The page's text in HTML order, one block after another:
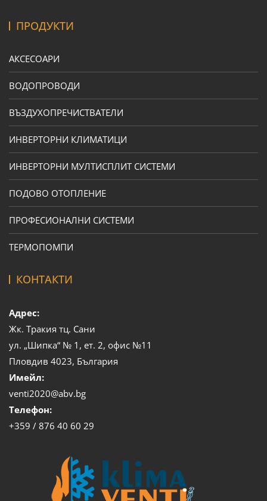
ПРОДУКТИ
АКСЕСОАРИ
ВОДОПРОВОДИ
ВЪЗДУХОПРЕЧИСТВАТЕЛИ
ИНВЕРТОРНИ КЛИМАТИЦИ
ИНВЕРТОРНИ МУЛТИСПЛИТ СИСТЕМИ
ПОДОВО ОТОПЛЕНИЕ
ПРОФЕСИОНАЛНИ СИСТЕМИ
ТЕРМОПОМПИ
КОНТАКТИ
Адрес:
Жк. Тракия тц. Сани
ул. „Шипка“ № 1, ет. 2, офис №11
Пловдив 4023, България
Имейл:
venti2020@abv.bg
Телефон:
+359 / 876 40 60 29